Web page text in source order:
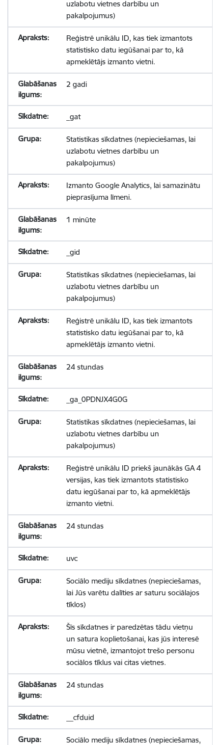
uzlabotu vietnes darbību un
pakalpojumus)
Reģistrē unikālu ID, kas tiek izmantots
statistisko datu iegūšanai par to, kā
apmeklētājs izmanto vietni.
2 gadi
_gat
Statistikas sīkdatnes (nepieciešamas, lai
uzlabotu vietnes darbību un
pakalpojumus)
Izmanto Google Analytics, lai samazinātu
pieprasījuma līmeni.
1 minūte
_gid
Statistikas sīkdatnes (nepieciešamas, lai
uzlabotu vietnes darbību un
pakalpojumus)
Reģistrē unikālu ID, kas tiek izmantots
statistisko datu iegūšanai par to, kā
apmeklētājs izmanto vietni.
24 stundas
_ga_0PDNJX4G0G
Statistikas sīkdatnes (nepieciešamas, lai
uzlabotu vietnes darbību un
pakalpojumus)
Reģistrē unikālu ID priekš jaunākās GA 4
versijas, kas tiek izmantots statistisko
datu iegūšanai par to, kā apmeklētājs
izmanto vietni.
24 stundas
uvc
Sociālo mediju sīkdatnes (nepieciešamas,
lai Jūs varētu dalīties ar saturu sociālajos
tīklos)
Šīs sīkdatnes ir paredzētas tādu vietņu
un satura koplietošanai, kas jūs interesē
mūsu vietnē, izmantojot trešo personu
sociālos tīklus vai citas vietnes.
24 stundas
__cfduid
Sociālo mediju sīkdatnes (nepieciešamas,